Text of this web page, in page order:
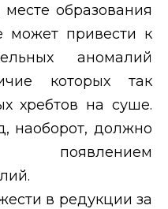
образования
может привести к
аномалий
которых так
хребтов на суше.
наоборот, должно
появлением
в редукции за